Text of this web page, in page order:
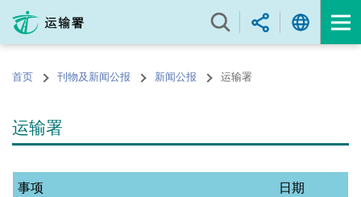
内
的首页 刊物及新闻公报 新闻公报 运输署
运输署
事项
日期